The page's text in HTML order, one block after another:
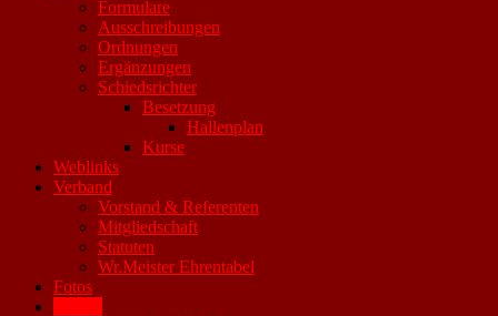
Formulare
Ausschreibungen
Ordnungen
Ergänzungen
Schiedsrichter
Besetzung
Hallenplan
Kurse
Weblinks
Verband
Vorstand & Referenten
Mitgliedschaft
Statuten
Wr.Meister Ehrentabel
Fotos